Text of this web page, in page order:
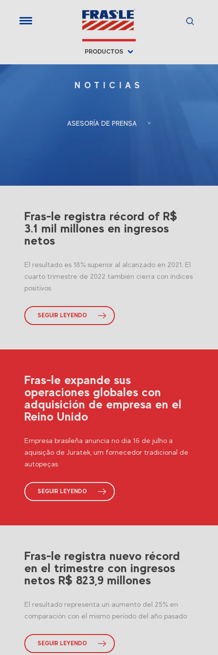
PRODUCTOS
NOTICIAS
ASESORÍA DE PRENSA
gladis@froesberlato.com.br
Fras-le registra récord of R$
3.1 mil millones en ingresos
netos
El resultado es 18% superior al alcanzado en 2021. El
cuarto trimestre de 2022 también cierra con índices
positivos
SEGUIR LEYENDO
Fras-le expande sus
operaciones globales con
adquisición de empresa en el
Reino Unido
Empresa brasileña anuncia no dia 16 de julho a
aquisição de Juratek, um fornecedor tradicional de
autopeças
SEGUIR LEYENDO
Fras-le registra nuevo récord
en el trimestre con ingresos
netos R$ 823,9 millones
El resultado representa un aumento del 25% en
comparación con el mismo período del año pasado
SEGUIR LEYENDO